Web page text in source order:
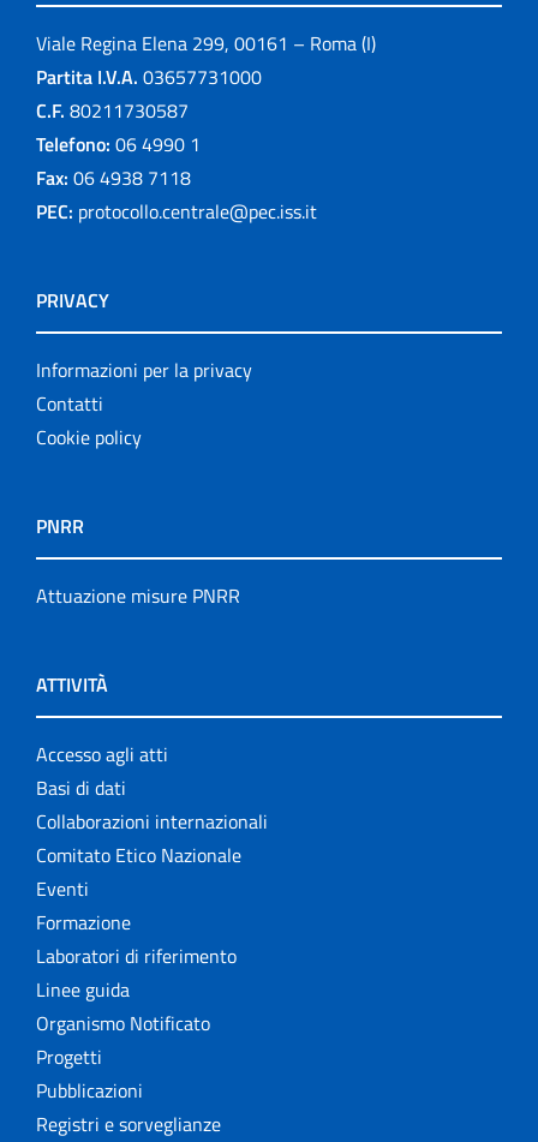
Viale Regina Elena 299, 00161 – Roma (I)
Partita I.V.A. 03657731000
C.F. 80211730587
Telefono: 06 4990 1
Fax: 06 4938 7118
PEC: protocollo.centrale@pec.iss.it
PRIVACY
Informazioni per la privacy
Contatti
Cookie policy
PNRR
Attuazione misure PNRR
ATTIVITÀ
Accesso agli atti
Basi di dati
Collaborazioni internazionali
Comitato Etico Nazionale
Eventi
Formazione
Laboratori di riferimento
Linee guida
Organismo Notificato
Progetti
Pubblicazioni
Registri e sorveglianze